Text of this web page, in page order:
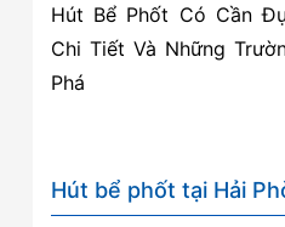
Hút Bể Phốt Có Cần
Chi Tiết Và Những
Phá
Hút bể phốt tại Hải